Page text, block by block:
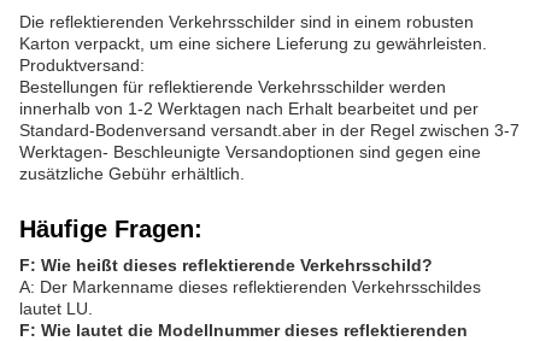
Die reflektierenden Verkehrsschilder sind in einem robusten
Karton verpackt, um eine sichere Lieferung zu gewährleisten.
Produktversand:
Bestellungen für reflektierende Verkehrsschilder werden
innerhalb von 1-2 Werktagen nach Erhalt bearbeitet und per
Standard-Bodenversand versandt.aber in der Regel zwischen 3-7
Werktagen- Beschleunigte Versandoptionen sind gegen eine
zusätzliche Gebühr erhältlich.
Häufige Fragen:
F: Wie heißt dieses reflektierende Verkehrsschild?
A: Der Markenname dieses reflektierenden Verkehrsschildes
lautet LU.
F: Wie lautet die Modellnummer dieses reflektierenden